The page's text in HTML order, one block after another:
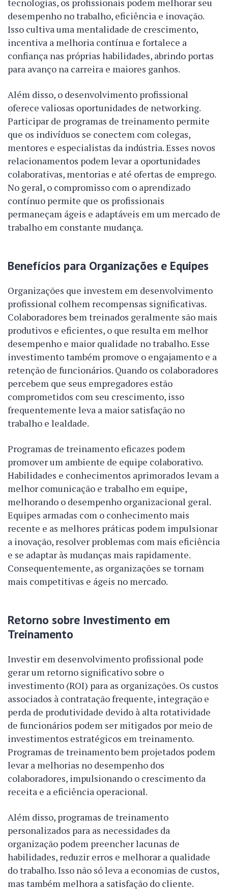
tecnologias, os profissionais podem melhorar seu
desempenho no trabalho, eficiência e inovação.
Isso cultiva uma mentalidade de crescimento,
incentiva a melhoria contínua e fortalece a
confiança nas próprias habilidades, abrindo portas
para avanço na carreira e maiores ganhos.
Além disso, o desenvolvimento profissional
oferece valiosas oportunidades de networking.
Participar de programas de treinamento permite
que os indivíduos se conectem com colegas,
mentores e especialistas da indústria. Esses novos
relacionamentos podem levar a oportunidades
colaborativas, mentorias e até ofertas de emprego.
No geral, o compromisso com o aprendizado
contínuo permite que os profissionais
permaneçam ágeis e adaptáveis em um mercado de
trabalho em constante mudança.
Benefícios para Organizações e Equipes
Organizações que investem em desenvolvimento
profissional colhem recompensas significativas.
Colaboradores bem treinados geralmente são mais
produtivos e eficientes, o que resulta em melhor
desempenho e maior qualidade no trabalho. Esse
investimento também promove o engajamento e a
retenção de funcionários. Quando os colaboradores
percebem que seus empregadores estão
comprometidos com seu crescimento, isso
frequentemente leva a maior satisfação no
trabalho e lealdade.
Programas de treinamento eficazes podem
promover um ambiente de equipe colaborativo.
Habilidades e conhecimentos aprimorados levam a
melhor comunicação e trabalho em equipe,
melhorando o desempenho organizacional geral.
Equipes armadas com o conhecimento mais
recente e as melhores práticas podem impulsionar
a inovação, resolver problemas com mais eficiência
e se adaptar às mudanças mais rapidamente.
Consequentemente, as organizações se tornam
mais competitivas e ágeis no mercado.
Retorno sobre Investimento em
Treinamento
Investir em desenvolvimento profissional pode
gerar um retorno significativo sobre o
investimento (ROI) para as organizações. Os custos
associados à contratação frequente, integração e
perda de produtividade devido à alta rotatividade
de funcionários podem ser mitigados por meio de
investimentos estratégicos em treinamento.
Programas de treinamento bem projetados podem
levar a melhorias no desempenho dos
colaboradores, impulsionando o crescimento da
receita e a eficiência operacional.
Além disso, programas de treinamento
personalizados para as necessidades da
organização podem preencher lacunas de
habilidades, reduzir erros e melhorar a qualidade
do trabalho. Isso não só leva a economias de custos,
mas também melhora a satisfação do cliente.